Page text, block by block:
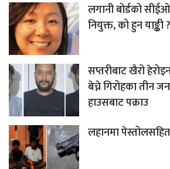
लगानी बोर्डको
नियुक्त, को हुन याङ्की ?
सप्तरीबाट खैरो
बेच्ने गिरोहका तीन
हाउसबाट पक्राउ
लहानमा